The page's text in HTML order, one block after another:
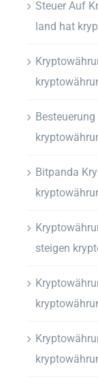
Steuer Auf
land hat
Bitpanda
steigen